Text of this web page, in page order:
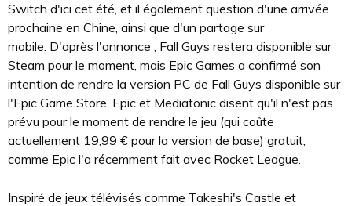
Switch d'ici cet été, et il également question d'une arrivée
prochaine en Chine, ainsi que d'un partage sur
mobile. D'après l'annonce , Fall Guys restera disponible sur
Steam pour le moment, mais Epic Games a confirmé son
intention de rendre la version PC de Fall Guys disponible sur
l'Epic Game Store. Epic et Mediatonic disent qu'il n'est pas
prévu pour le moment de rendre le jeu (qui coûte
actuellement 19,99 € pour la version de base) gratuit,
comme Epic l'a récemment fait avec Rocket League.
Inspiré de jeux télévisés comme Takeshi's Castle et